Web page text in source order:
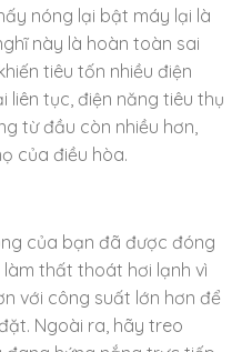
nóng lại bật máy lại là
này là hoàn toàn sai
tiêu tốn nhiều điện
liên tục, điện năng tiêu thụ
từ đầu còn nhiều hơn,
của điều hòa.
của bạn đã được đóng
thất thoát hơi lạnh vì
với công suất lớn hơn để
Ngoài ra, hãy treo